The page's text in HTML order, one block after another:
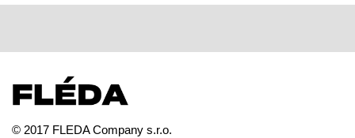
© 2017 FLEDA Company s.r.o.